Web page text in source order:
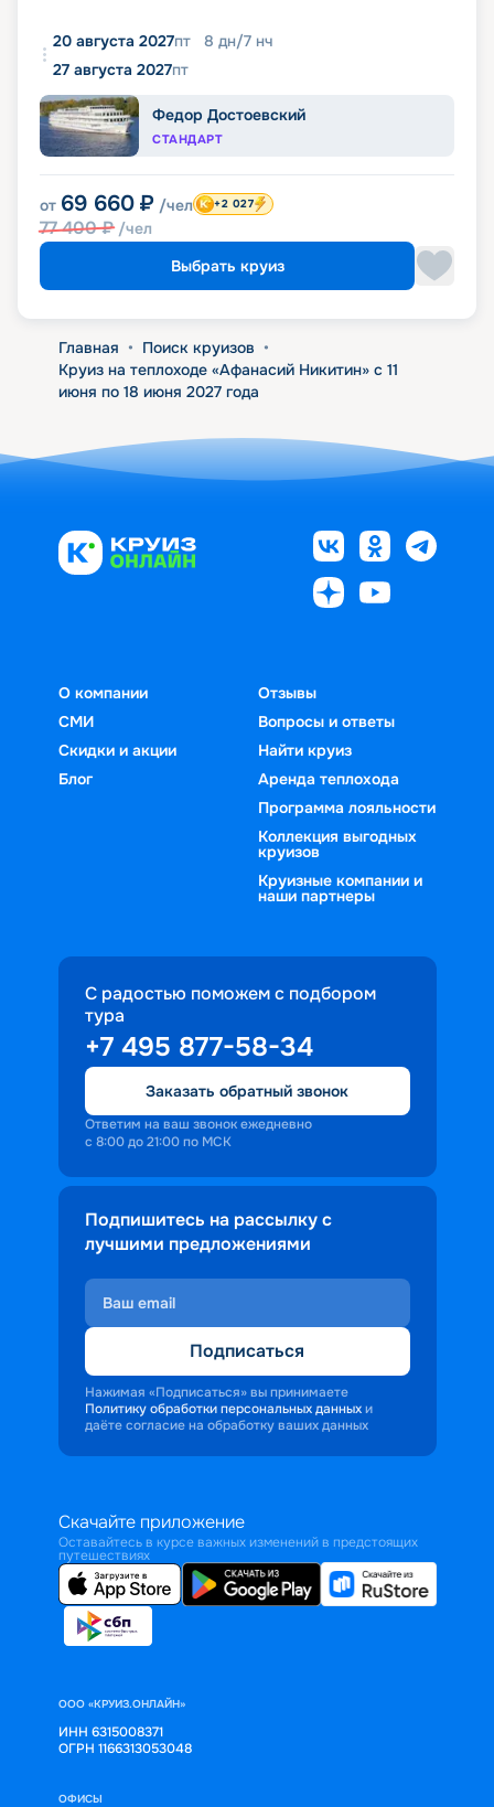
20 августа 2027пт 8 дн/7 нч
27 августа 2027пт
Федор Достоевский
СТАНДАРТ
от 69 660 ₽ /чел
77 400₽ /чел
+2 027
Выбрать круиз
Главная • Поиск круизов •
Круиз на теплоходе «Афанасий Никитин» с 11
июня по 18 июня 2027 года
О компании
СМИ
Скидки и акции
Блог
Отзывы
Вопросы и ответы
Найти круиз
Аренда теплохода
Программа лояльности
Коллекция выгодных
круизов
Круизные компании и
наши партнеры
С радостью поможем с подбором
тура
+7 495 877-58-34
Заказать обратный звонок
Ответим на ваш звонок ежедневно
с 8:00 до 21:00 по МСК
Подпишитесь на рассылку с
лучшими предложениями
Подписаться
Нажимая «Подписаться» вы принимаете
Политику обработки персональных данных и
даёте согласие на обработку ваших данных
Скачайте приложение
Оставайтесь в курсе важных изменений в предстоящих
путешествиях
ООО «КРУИЗ.ОНЛАЙН»
ИНН 6315008371
ОГРН 1166313053048
ОФИСЫ